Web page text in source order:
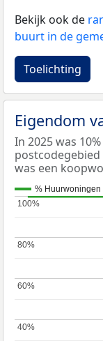
Bekijk ook de
buurt in de
Toelichting
Eigendom
In 2025 was
postcodegebied
was een
% Huurwoningen
40%
40%
60%
60%
80%
80%
100%
100%